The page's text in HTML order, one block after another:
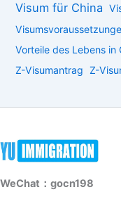
Visum für China
Vorteile des Lebens in
Z-Visumantrag Z-
WeChat：gocn198